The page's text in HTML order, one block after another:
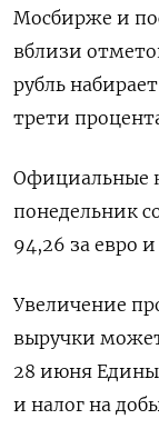
Мосбирже и
вблизи
рубль
трети
Официальные
понедельник
94,26 за евро
Увеличение
выручки
28 июня
и налог на